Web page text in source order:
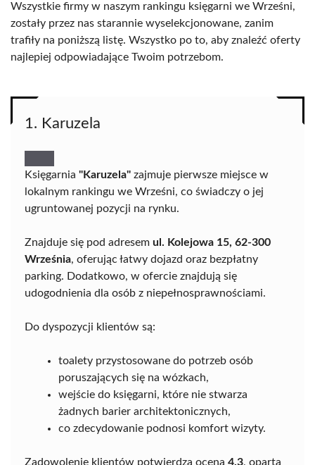
Wszystkie firmy w naszym rankingu księgarni we Wrześni,
zostały przez nas starannie wyselekcjonowane, zanim
trafiły na poniższą listę. Wszystko po to, aby znaleźć oferty
najlepiej odpowiadające Twoim potrzebom.
1. Karuzela
Księgarnia "Karuzela" zajmuje pierwsze miejsce w
lokalnym rankingu we Wrześni, co świadczy o jej
ugruntowanej pozycji na rynku.
Znajduje się pod adresem ul. Kolejowa 15, 62-300
Września, oferując łatwy dojazd oraz bezpłatny
parking. Dodatkowo, w ofercie znajdują się
udogodnienia dla osób z niepełnosprawnościami.
Do dyspozycji klientów są:
toalety przystosowane do potrzeb osób
poruszających się na wózkach,
wejście do księgarni, które nie stwarza
żadnych barier architektonicznych,
co zdecydowanie podnosi komfort wizyty.
Zadowolenie klientów potwierdza ocena 4,3, oparta